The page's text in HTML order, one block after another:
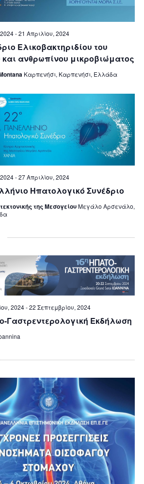
Ελικοβακτηριδίου του
ανθρωπίνου μικροβιώματος
-21 Απριλίου, 2024
Καρπενήσι, Καρπενήσι, Ελλάδα
Ηπατολογικό Συνέδριο
-27 Απριλίου, 2024
της ΜεσογείουΜεγάλο Αρσενάλο,
Γαστρεντερολογική Εκδήλωση
2024-22 Σεπτεμβρίου, 2024